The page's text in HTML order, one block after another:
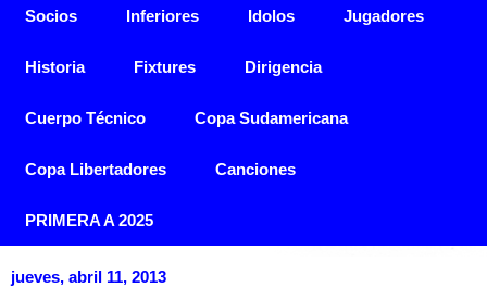
Socios Inferiores Idolos Jugadores
Historia Fixtures Dirigencia
Cuerpo Técnico Copa Sudamericana
Copa Libertadores Canciones
PRIMERA A 2025
jueves, abril 11, 2013